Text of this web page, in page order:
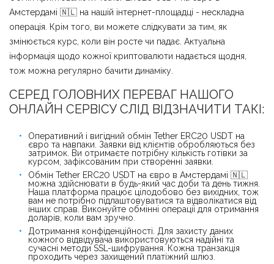
Амстердамі 🇳🇱 на нашій інтернет-площадці - нескладна
операція. Крім того, ви можете слідкувати за тим, як
змінюється курс, коли він росте чи падає. Актуальна
інформація щодо кожної криптовалюти надається щодня,
тож можна регулярно бачити динаміку.
СЕРЕД ГОЛОВНИХ ПЕРЕВАГ НАШОГО
ОНЛАЙН СЕРВІСУ СЛІД ВІДЗНАЧИТИ ТАКІ:
Оперативний і вигідний обмін Tether ERC20 USDT на
євро та навпаки. Заявки від клієнтів обробляються без
затримок. Ви отримаєте потрібну кількість готівки за
курсом, зафіксованим при створенні заявки.
Обмін Tether ERC20 USDT на євро в Амстердамі 🇳🇱
можна здійснювати в будь-який час доби та день тижня.
Наша платформа працює цілодобово без вихідних, тож
вам не потрібно підлаштовуватися та відволікатися від
інших справ. Виконуйте обмінні операції для отримання
доларів, коли вам зручно.
Дотримання конфіденційності. Для захисту даних
кожного відвідувача використовуються надійні та
сучасні методи SSL-шифрування. Кожна транзакція
проходить через захищений платіжний шлюз.